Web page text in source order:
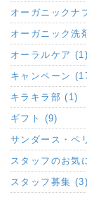
オーガニックナ
オーガニック洗
オーラルケア (1)
キャンペーン
キラキラ部 (1)
ギフト (9)
サンダース・ペ
スタッフのお気
スタッフ募集 (3)